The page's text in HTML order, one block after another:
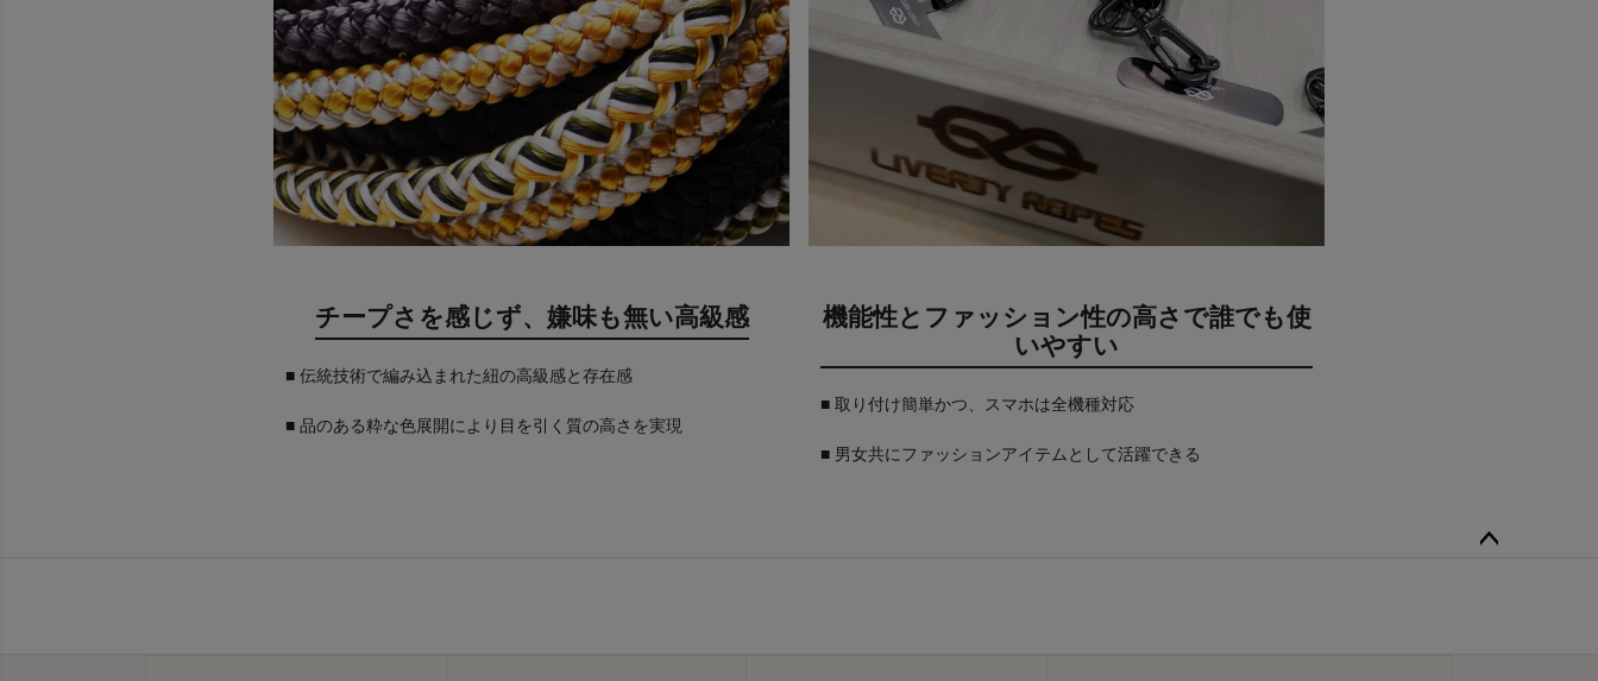
チープさを感じず、嫌味も無い高級感
■ 伝統技術で編み込まれた紐の高級感と存在感
■ 品のある粋な色展開により目を引く質の高さを実現
機能性とファッション性の高さで誰でも使
いやすい
■ 取り付け簡単かつ、スマホは全機種対応
■ 男女共にファッションアイテムとして活躍できる